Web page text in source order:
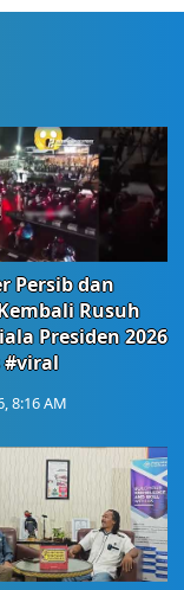
Persib dan
Rusuh
Presiden 2026
#viral
8:16 AM